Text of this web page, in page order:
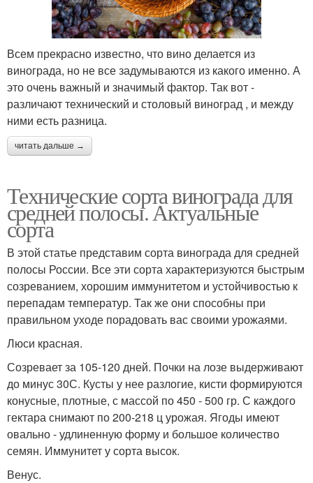
Всем прекрасно известно, что вино делается из
винограда, но не все задумываются из какого именно. А
это очень важный и значимый фактор. Так вот -
различают технический и столовый виноград , и между
ними есть разница.
читать дальше →
Технические сорта винограда для
средней полосы. Актуальные
сорта
В этой статье представим сорта винограда для средней
полосы России. Все эти сорта характеризуются быстрым
созреванием, хорошим иммунитетом и устойчивостью к
перепадам температур. Так же они способны при
правильном уходе порадовать вас своими урожаями.
Люси красная.
Созревает за 105-120 дней. Почки на лозе выдерживают
до минус 30С. Кусты у нее разлогие, кисти формируются
конусные, плотные, с массой по 450 - 500 гр. С каждого
гектара снимают по 200-218 ц урожая. Ягоды имеют
овально - удлиненную форму и большое количество
семян. Иммунитет у сорта высок.
Венус.